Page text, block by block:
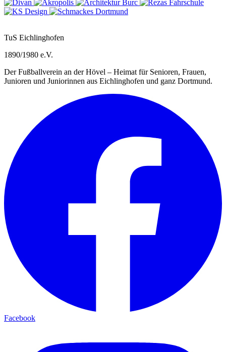
TuS Eichlinghofen
1890/1980 e.V.
Der Fußballverein an der Hövel – Heimat für Senioren, Frauen,
Junioren und Juniorinnen aus Eichlinghofen und ganz Dortmund.
Facebook